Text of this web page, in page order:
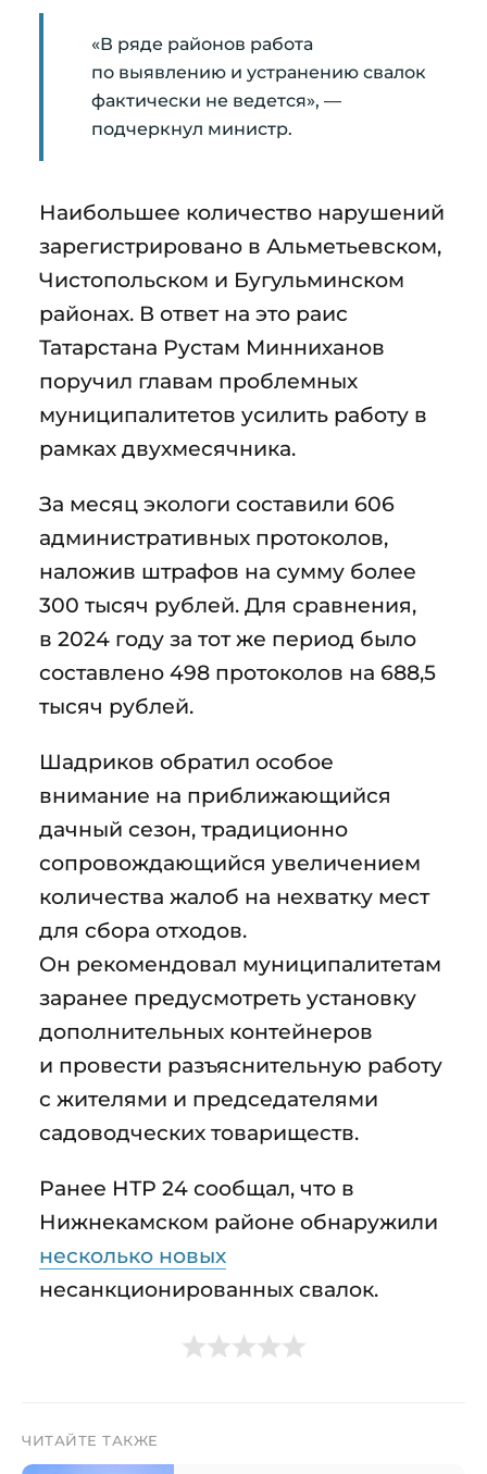
«В ряде районов работа
по выявлению и устранению свалок
фактически не ведется», —
подчеркнул министр.
Наибольшее количество нарушений
зарегистрировано в Альметьевском,
Чистопольском и Бугульминском
районах. В ответ на это раис
Татарстана Рустам Минниханов
поручил главам проблемных
муниципалитетов усилить работу в
рамках двухмесячника.
За месяц экологи составили 606
административных протоколов,
наложив штрафов на сумму более
300 тысяч рублей. Для сравнения,
в 2024 году за тот же период было
составлено 498 протоколов на 688,5
тысяч рублей.
Шадриков обратил особое
внимание на приближающийся
дачный сезон, традиционно
сопровождающийся увеличением
количества жалоб на нехватку мест
для сбора отходов.
Он рекомендовал муниципалитетам
заранее предусмотреть установку
дополнительных контейнеров
и провести разъяснительную работу
с жителями и председателями
садоводческих товариществ.
Ранее НТР 24 сообщал, что в
Нижнекамском районе обнаружили
несколько новых
несанкционированных свалок.
ЧИТАЙТЕ ТАКЖЕ